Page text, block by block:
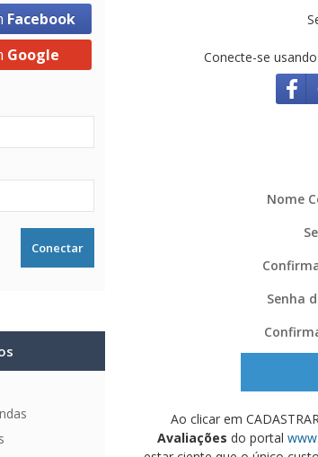
Facebook
Google Conecte-se
Nome
Senha
Ao clicar em
Avaliações do portal